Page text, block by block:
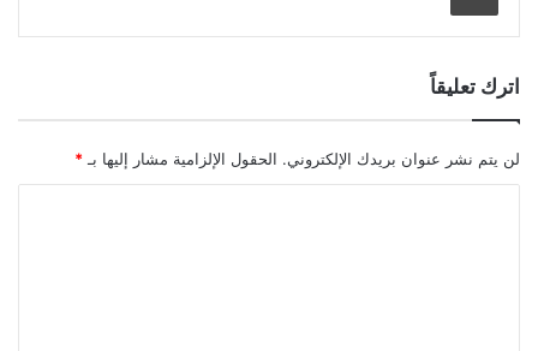
اترك تعليقاً
لن يتم نشر عنوان بريدك الإلكتروني. الحقول الإلزامية مشار إليها بـ *